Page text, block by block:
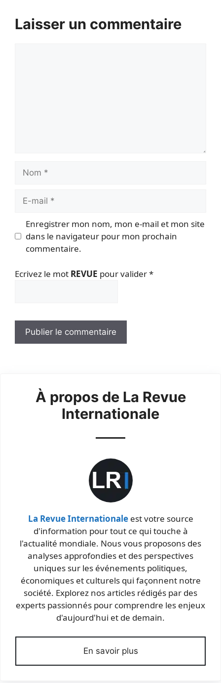
Laisser un commentaire
Nom
Enregistrer mon nom, mon e-mail et mon site
dans le navigateur pour mon prochain
commentaire.
Ecrivez le mot REVUE pour valider*
À propos de La Revue
Internationale
La Revue Internationaleest votre source
d'information pour tout ce qui touche à
l'actualité mondiale. Nous vous proposons des
analyses approfondies et des perspectives
uniques sur les événements politiques,
économiques et culturels qui façonnent notre
société. Explorez nos articles rédigés par des
experts passionnés pour comprendre les enjeux
d'aujourd'hui et de demain.
En savoir plus